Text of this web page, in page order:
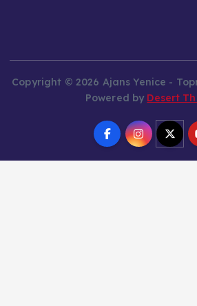
Copyright © 2026 Ajans Yenice -
Powered by Desert